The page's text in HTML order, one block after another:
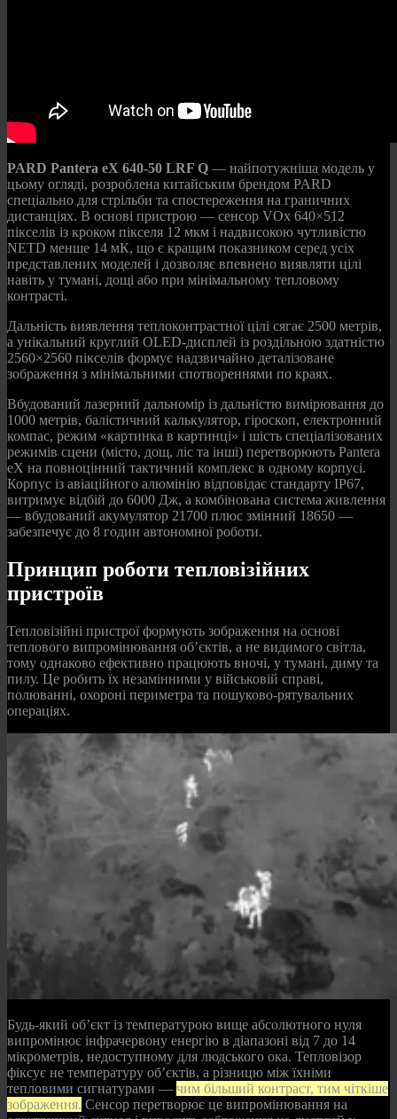
PARD Pantera eX 640-50 LRF Q — найпотужніша модель у
цьому огляді, розроблена китайським брендом PARD
спеціально для стрільби та спостереження на граничних
дистанціях. В основі пристрою — сенсор VOx 640×512
пікселів із кроком пікселя 12 мкм і надвисокою чутливістю
NETD менше 14 мК, що є кращим показником серед усіх
представлених моделей і дозволяє впевнено виявляти цілі
навіть у тумані, дощі або при мінімальному тепловому
контрасті.
Дальність виявлення теплоконтрастної цілі сягає 2500 метрів,
а унікальний круглий OLED-дисплей із роздільною здатністю
2560×2560 пікселів формує надзвичайно деталізоване
зображення з мінімальними спотвореннями по краях.
Вбудований лазерний дальномір із дальністю вимірювання до
1000 метрів, балістичний калькулятор, гіроскоп, електронний
компас, режим «картинка в картинці» і шість спеціалізованих
режимів сцени (місто, дощ, ліс та інші) перетворюють Pantera
eX на повноцінний тактичний комплекс в одному корпусі.
Корпус із авіаційного алюмінію відповідає стандарту IP67,
витримує відбій до 6000 Дж, а комбінована система живлення
— вбудований акумулятор 21700 плюс змінний 18650 —
забезпечує до 8 годин автономної роботи.
Принцип роботи тепловізійних
пристроїв
Тепловізійні пристрої формують зображення на основі
теплового випромінювання об’єктів, а не видимого світла,
тому однаково ефективно працюють вночі, у тумані, диму та
пилу. Це робить їх незамінними у військовій справі,
полюванні, охороні периметра та пошуково-рятувальних
операціях.
Будь-який об’єкт із температурою вище абсолютного нуля
випромінює інфрачервону енергію в діапазоні від 7 до 14
мікрометрів, недоступному для людського ока. Тепловізор
фіксує не температуру об’єктів, а різницю між їхніми
тепловими сигнатурами — чим більший контраст, тим чіткіше
зображення. Сенсор перетворює це випромінювання на